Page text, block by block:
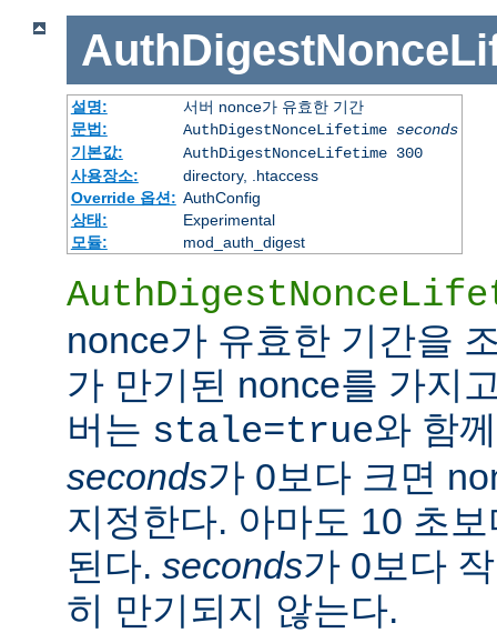
설명:
서버 nonce가 유효한 기간
문법:
AuthDigestNonceLifetime seconds
기본값:
AuthDigestNonceLifetime 300
사용장소:
directory, .htaccess
Override 옵션: AuthConfig
상태:
Experimental
모듈:
mod_auth_digest
nonce가 유효한 기간을
가 만기된 nonce를 가지
버는 stale=true와 함
seconds가 0보다 크면
지정한다. 아마도 10 초
된다. seconds가 0보다
히 만기되지 않는다.